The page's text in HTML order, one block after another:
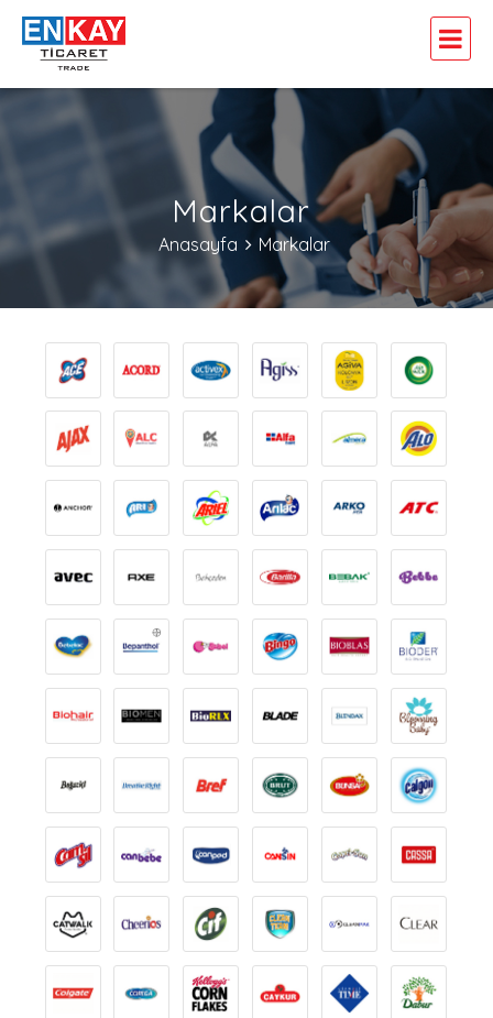
Markalar
Anasayfa Markalar